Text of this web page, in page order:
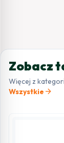
Zobacz
Więcej z
Wszystkie arrow_forward